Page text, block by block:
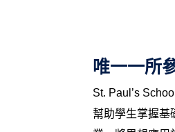
唯一一所
St. Paul’s
幫助學生掌握基